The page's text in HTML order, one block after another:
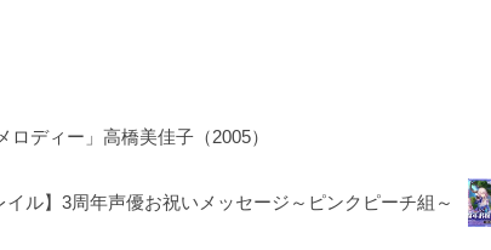
ディー」高橋美佳子（2005）
イル】3周年声優お祝いメッセージ～ピンクピーチ組～